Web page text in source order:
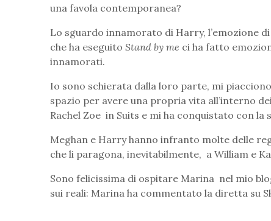
una favola contemporanea?
Lo sguardo innamorato di Harry, l’emozione
che ha eseguito Stand by me ci ha fatto
innamorati.
Io sono schierata dalla loro parte, mi
spazio per avere una propria vita all’interno
Rachel Zoe in Suits e mi ha conquistato con la
Meghan e Harry hanno infranto molte delle
che li paragona, inevitabilmente, a William e
Sono felicissima di ospitare Marina nel mio
sui reali: Marina ha commentato la diretta su